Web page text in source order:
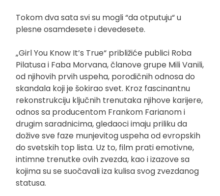
Tokom dva sata svi su mogli “da otputuju“ u
plesne osamdesete i devedesete.
„Girl You Know It’s True“ približiće publici Roba
Pilatusa i Faba Morvana, članove grupe Mili Vanili,
od njihovih prvih uspeha, porodičnih odnosa do
skandala koji je šokirao svet. Kroz fascinantnu
rekonstrukciju ključnih trenutaka njihove karijere,
odnos sa producentom Frankom Farianom i
drugim saradnicima, gledaoci imaju priliku da
dožive sve faze munjevitog uspeha od evropskih
do svetskih top lista. Uz to, film prati emotivne,
intimne trenutke ovih zvezda, kao i izazove sa
kojima su se suočavali iza kulisa svog zvezdanog
statusa.